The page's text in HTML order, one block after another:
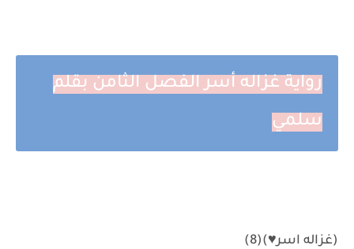
رواية غزاله أسر الفصل الثامن بقلم
سلمي
(غزاله اسر♥)(8)